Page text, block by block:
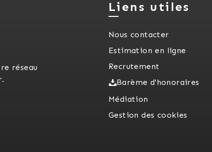
réseau
Liens utiles
Nous contacter
Estimation en ligne
Recrutement
Barème d'honoraires
Médiation
Gestion des cookies